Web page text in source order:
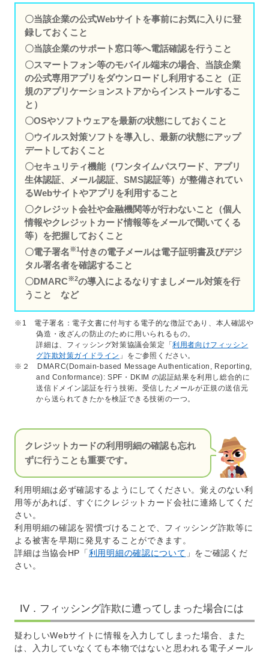
〇当該企業の公式Webサイトを事前にお気に入りに登
録しておくこと
〇当該企業のサポート窓口等へ電話確認を行うこと
〇スマートフォン等のモバイル端末の場合、当該企業
の公式専用アプリをダウンロードし利用すること（正
規のアプリケーションストアからインストールするこ
と）
〇OSやソフトウェアを最新の状態にしておくこと
〇ウイルス対策ソフトを導入し、最新の状態にアップ
デートしておくこと
〇セキュリティ機能（ワンタイムパスワード、アプリ
生体認証、メール認証、SMS認証等）が整備されてい
るWebサイトやアプリを利用すること
〇クレジット会社や金融機関等が行わないこと（個人
情報やクレジットカード情報等をメールで聞いてくる
等）を把握しておくこと
〇電子署名※1 付きの電子メールは電子証明書及びデジ
タル署名者を確認すること
〇DMARC※2の導入によるなりすましメール対策を行
うこと など
※1 電子署名：電子文書に付与する電子的な徴証であり、本人確認や
偽造・改ざんの防止のために用いられるもの。
詳細は、フィッシング対策協議会策定「利用者向けフィッシン
グ詐欺対策ガイドライン 」をご参照ください。
※２ DMARC(Domain-based Message Authentication, Reporting,
and Conformance): SPF・DKIM の認証結果を利用し総合的に
送信ドメイン認証を行う技術。受信したメールが正規の送信元
から送られてきたかを検証できる技術の一つ。
クレジットカードの利用明細の確認も忘れ
ずに行うことも重要です。
利用明細は必ず確認するようにしてください。覚えのない利
用等があれば、すぐにクレジットカード会社に連絡してくだ
さい。
利用明細の確認を習慣づけることで、フィッシング詐欺等に
よる被害を早期に発見することができます。
詳細は当協会HP「利用明細の確認について 」をご確認くだ
さい。
IV．フィッシング詐欺に遭ってしまった場合には
疑わしいWebサイトに情報を入力してしまった場合、また
は、入力していなくても本物ではないと思われる電子メール